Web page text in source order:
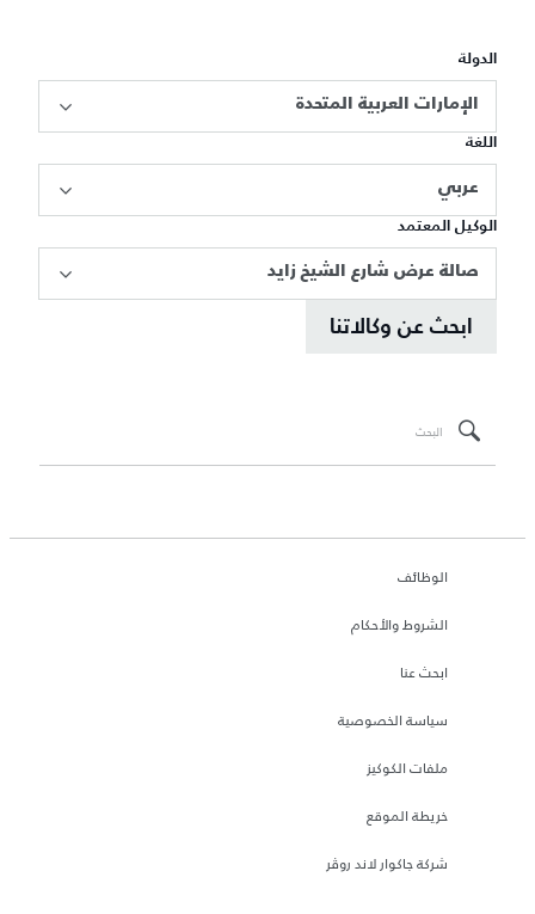
الدولة
الإمارات العربية المتحدة
اللغة
عربي
الوكيل المعتمد
صالة عرض شارع الشيخ زايد
ابحث عن وكالاتنا
الوظائف
الشروط والأحكام
ابحث عنا
سياسة الخصوصية
ملفات الكوكيز
خريطة الموقع
شركة جاكوار لاند روڤر